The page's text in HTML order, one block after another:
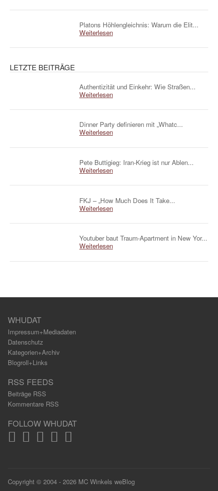
Platons Höhlengleichnis: Warum die Elit...
Weiterlesen
LETZTE BEITRÄGE
Authentizität und Einkehr: Wie Straßen...
Weiterlesen
Dinner Party definieren mit „Whatc...
Weiterlesen
Pete Buttigieg: Iran-Krieg ist nur Ablen...
Weiterlesen
FKJ – „How Much Does It Take...
Weiterlesen
Youtuber baut Traum-Apartment in New Yor...
Weiterlesen
WHUDAT
Impressum+Mediadaten
Datenschutz
Kategorien+Archiv
Blogroll+Links
RSS FEEDS
Beiträge RSS
Kommentare RSS
FOLLOW WHUDAT
Copyright © 2004 - 2026 MC Winkels weBlog